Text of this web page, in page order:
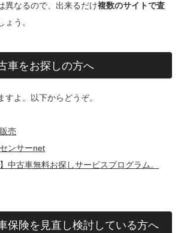
異なるので、出来るだけ複数のサイトで査
ょう。
車をお探しの方へ
すよ。以下からどうぞ。
売
ンサーnet
中古車無料お探しサービスプログラム。
保険を見直し検討している方へ